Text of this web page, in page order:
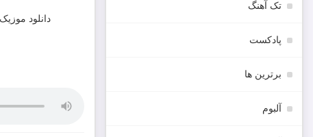
دانلود
تک آهنگ
پادکست
برترین ها
آلبوم